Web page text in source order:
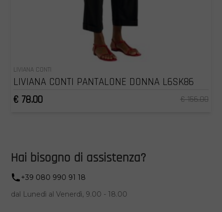
LIVIANA CONTI
LIVIANA CONTI PANTALONE DONNA L6SK86
€ 78.00
€ 156.00
Hai bisogno di assistenza?
+39 080 990 91 18
dal Lunedì al Venerdì, 9.00 - 18.00